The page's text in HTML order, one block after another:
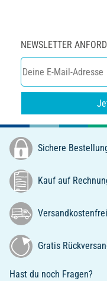
NEWSLETTER
Sichere
Kauf auf
Gratis
Hast du noch Fragen?